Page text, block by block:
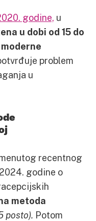
godine, u
u dobi od 15 do
problem
u
recentnog
godine o
metoda
posto). Potom